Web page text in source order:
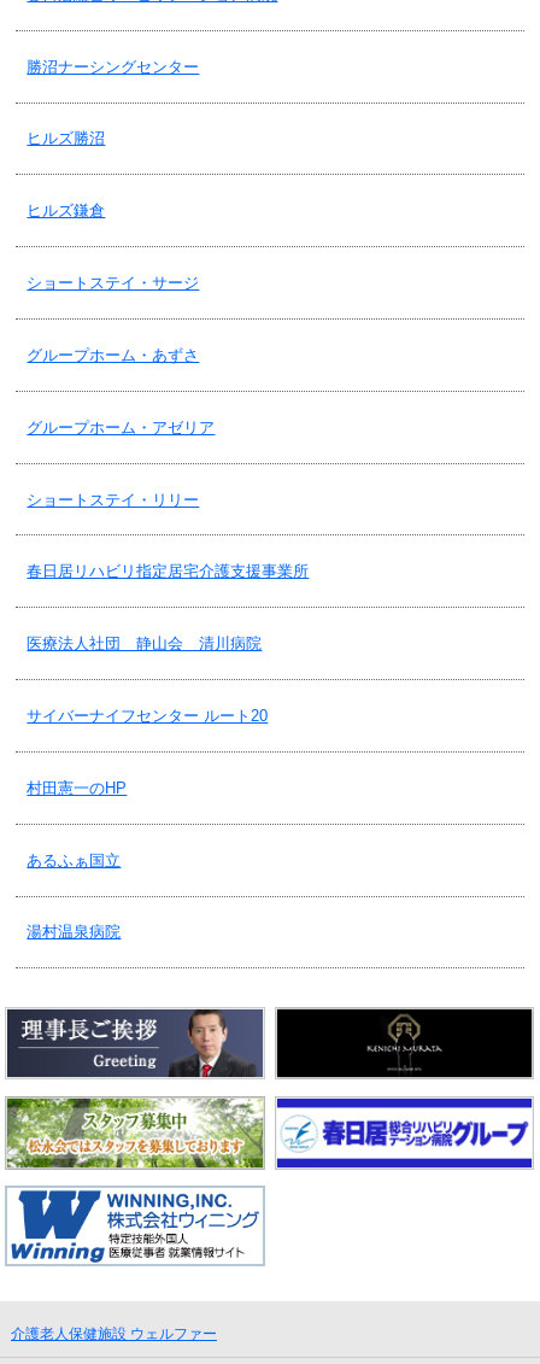
老健・空床情報！2024.9.3更新
2024/08/26
老健・納涼祭2024！
グループホーム・8月 季節の便り
2024/08/15
松永会・台風７号接近に伴う営業(デイケア・デイサービス・訪問リハ
松永会・各事業所の夏季休業についてのお知らせ！
老健・オンライン面会予約状況 ～8/23(金)
2024/08/06
2024/07/26
老健・空床情報！2024.7.26更新
2024/07/17
老健・保険証類ご提示のお願い！
2024/07/16
2024/07/08
勝沼ナーシングセンター
ヒルズ勝沼
ヒルズ鎌倉
ショートステイ・サージ
グループホーム・あずさ
グループホーム・アゼリア
ショートステイ・リリー
春日居リハビリ指定居宅介護支援事業所
医療法人社団 静山会 清川病院
サイバーナイフセンター ルート20
村田憲一のHP
あるふぁ国立
湯村温泉病院
介護老人保健施設 ウェルファー